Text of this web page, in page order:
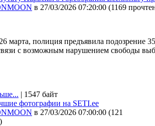
в 27/03/2026 07:20:00 (1169
марта, полиция предъявила подозрение
с возможным нарушением свободы
| 1547 байт
фотографии на SETI.ee
в 27/03/2026 07:00:00 (121
)